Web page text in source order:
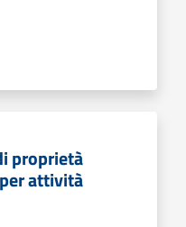
proprietà
attività